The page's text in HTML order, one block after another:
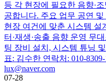
등 각 현장에 필요한 음향·
공합니다. 주요 업무 공연
현장 여건에 맞춘 시스템 설
터·재생·송출 음향 운영 무
팅 장비 설치, 시스템 튜닝
표: 김수한 연락처: 010-
lux@naver.com
07-28